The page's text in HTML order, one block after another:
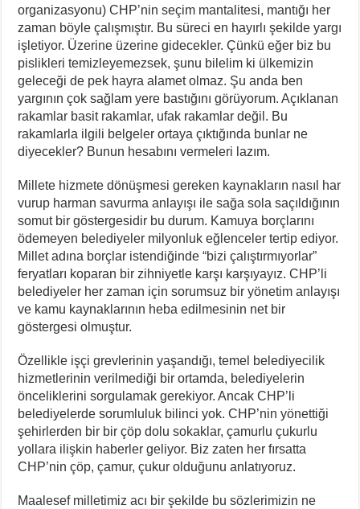
organizasyonu) CHP’nin seçim mantalitesi, mantığı her
zaman böyle çalışmıştır. Bu süreci en hayırlı şekilde yargı
işletiyor. Üzerine üzerine gidecekler. Çünkü eğer biz bu
pislikleri temizleyemezsek, şunu bilelim ki ülkemizin
geleceği de pek hayra alamet olmaz. Şu anda ben
yargının çok sağlam yere bastığını görüyorum. Açıklanan
rakamlar basit rakamlar, ufak rakamlar değil. Bu
rakamlarla ilgili belgeler ortaya çıktığında bunlar ne
diyecekler? Bunun hesabını vermeleri lazım.
Millete hizmete dönüşmesi gereken kaynakların nasıl har
vurup harman savurma anlayışı ile sağa sola saçıldığının
somut bir göstergesidir bu durum. Kamuya borçlarını
ödemeyen belediyeler milyonluk eğlenceler tertip ediyor.
Millet adına borçlar istendiğinde “bizi çalıştırmıyorlar”
feryatları koparan bir zihniyetle karşı karşıyayız. CHP’li
belediyeler her zaman için sorumsuz bir yönetim anlayışı
ve kamu kaynaklarının heba edilmesinin net bir
göstergesi olmuştur.
Özellikle işçi grevlerinin yaşandığı, temel belediyecilik
hizmetlerinin verilmediği bir ortamda, belediyelerin
önceliklerini sorgulamak gerekiyor. Ancak CHP’li
belediyelerde sorumluluk bilinci yok. CHP’nin yönettiği
şehirlerden bir bir çöp dolu sokaklar, çamurlu çukurlu
yollara ilişkin haberler geliyor. Biz zaten her fırsatta
CHP’nin çöp, çamur, çukur olduğunu anlatıyoruz.
Maalesef milletimiz acı bir şekilde bu sözlerimizin ne